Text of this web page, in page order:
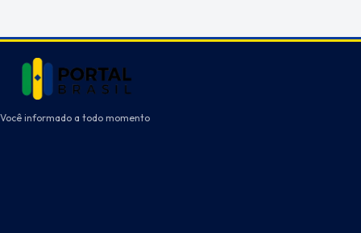
Você informado a todo momento